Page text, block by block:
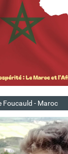
Foucauld - Maroc